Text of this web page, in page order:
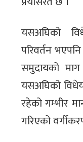
यसअघिको
परिवर्तन
समुदायको
यसअघिको
रहेको गम्भीर
गरिएको